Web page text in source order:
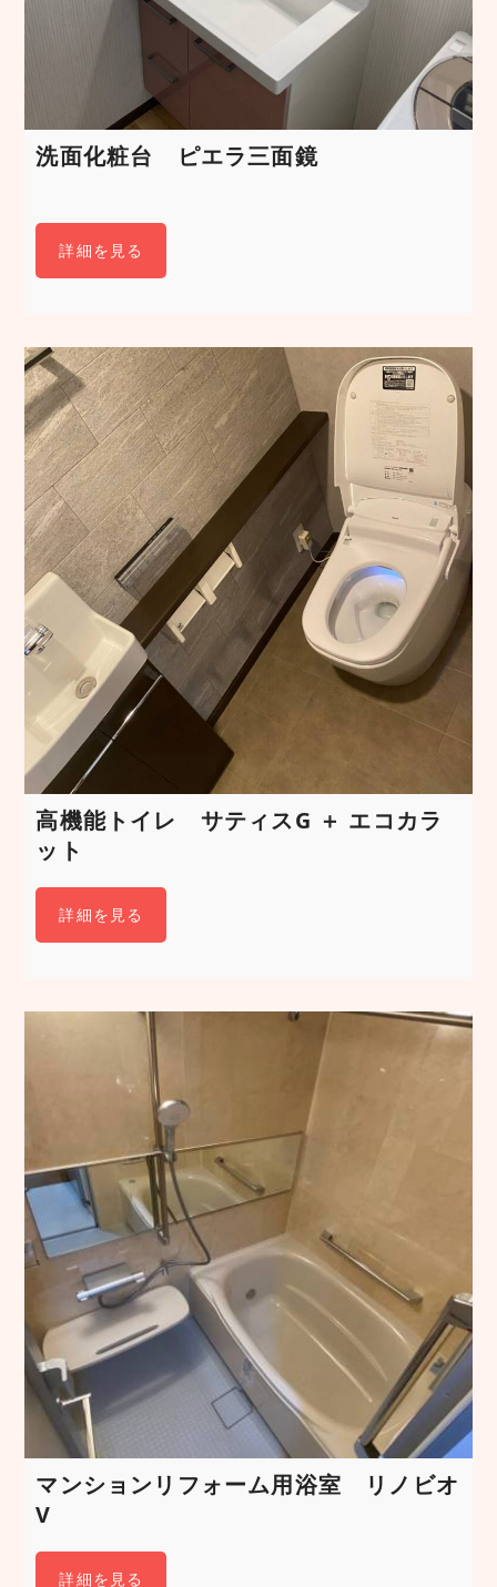
洗面化粧台 ピエラ三面鏡
詳細を見る
高機能トイレ サティスG ＋ エコカラ
ット
詳細を見る
マンションリフォーム用浴室 リノビオ
V
詳細を見る